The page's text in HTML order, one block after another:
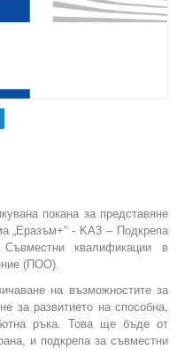
покана за представяне
„Еразъм+“ - KA3 – Подкрепа
квалификации в
(ПОО).
на възможностите за
за развитието на способна,
ръка. Това ще бъде от
и подкрепа за съвместни